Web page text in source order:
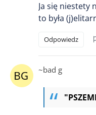
Ja się niestety
to była
Odpowiedz
~bad g